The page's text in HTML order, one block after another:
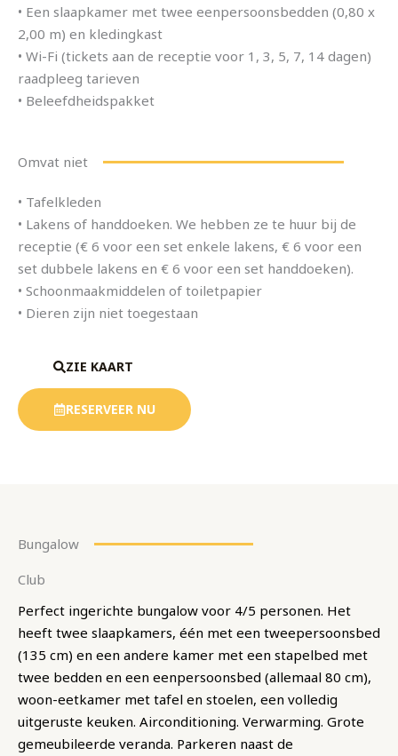
• Een slaapkamer met twee eenpersoonsbedden (0,80 x
2,00 m) en kledingkast
• Wi-Fi (tickets aan de receptie voor 1, 3, 5, 7, 14 dagen)
raadpleeg tarieven
• Beleefdheidspakket
Omvat niet
• Tafelkleden
• Lakens of handdoeken. We hebben ze te huur bij de
receptie (€ 6 voor een set enkele lakens, € 6 voor een
set dubbele lakens en € 6 voor een set handdoeken).
• Schoonmaakmiddelen of toiletpapier
• Dieren zijn niet toegestaan
ZIE KAART
RESERVEER NU
Bungalow
Club
Perfect ingerichte bungalow voor 4/5 personen. Het
heeft twee slaapkamers, één met een tweepersoonsbed
(135 cm) en een andere kamer met een stapelbed met
twee bedden en een eenpersoonsbed (allemaal 80 cm),
woon-eetkamer met tafel en stoelen, een volledig
uitgeruste keuken. Airconditioning. Verwarming. Grote
gemeubileerde veranda. Parkeren naast de